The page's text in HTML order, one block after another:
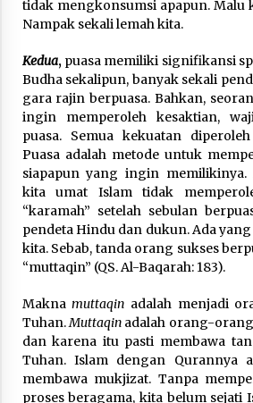
tidak mengkonsumsi apapun. Malu
Nampak sekali lemah kita.
Kedua,puasa memiliki signifikansi
Budha sekalipun, banyak sekali
gara rajin berpuasa. Bahkan,
ingin memperoleh kesaktian,
puasa. Semua kekuatan
Puasa adalah metode untuk
siapapun yang ingin memilikinya.
kita umat Islam tidak
“karamah” setelah sebulan
pendeta Hindu dan dukun. Ada
kita. Sebab, tanda orang sukses
“muttaqin” (QS. Al-Baqarah: 183).
Maknamuttaqin adalah menjadi
Tuhan.Muttaqin adalah orang-
dan karena itu pasti membawa
Tuhan. Islam dengan Qurannya
membawa mukjizat. Tanpa
proses beragama, kita belum